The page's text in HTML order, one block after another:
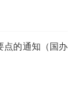
点的通知（国办